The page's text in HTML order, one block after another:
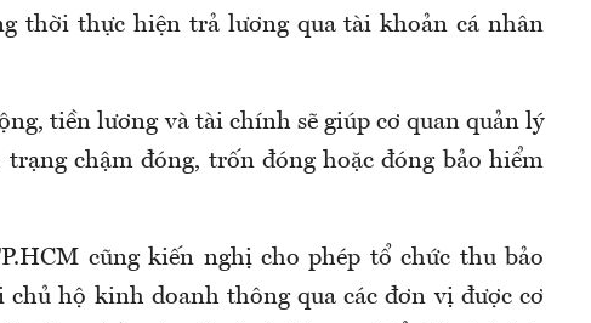
thời thực hiện trả lương qua tài khoản cá nhân
tiền lương và tài chính sẽ giúp cơ quan quản lý
chậm đóng, trốn đóng hoặc đóng bảo hiểm
cũng kiến nghị cho phép tổ chức thu bảo
hộ kinh doanh thông qua các đơn vị được cơ